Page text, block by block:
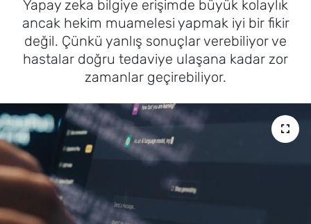
Yapay zeka bilgiye erişimde büyük kolaylık
ancak hekim muamelesi yapmak iyi bir fikir
değil. Çünkü yanlış sonuçlar verebiliyor ve
hastalar doğru tedaviye ulaşana kadar zor
zamanlar geçirebiliyor.